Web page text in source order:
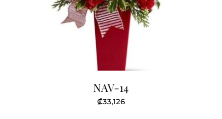
NAV-14
₡33,126